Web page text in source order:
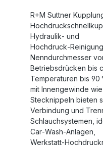
R+M Suttner
Hydraulik‑ und
Nenn­durchmesser
Betriebsdrücken bis
Temperaturen bis 90
mit Innengewinde
Stecknippeln bieten
Verbindung und
Schlauchsystemen,
Car‑Wash‑Anlagen,